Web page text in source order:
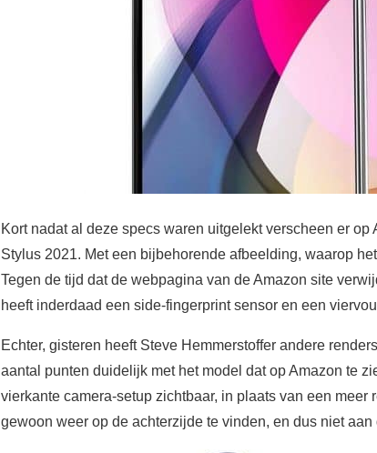
Kort nadat al deze specs waren uitgelekt verscheen er
Stylus 2021. Met een bijbehorende afbeelding, waarop
Tegen de tijd dat de webpagina van de Amazon site
heeft inderdaad een side-fingerprint sensor en een
Echter, gisteren heeft Steve Hemmerstoffer andere
aantal punten duidelijk met het model dat op Amazon te
vierkante camera-setup zichtbaar, in plaats van een
gewoon weer op de achterzijde te vinden, en dus niet